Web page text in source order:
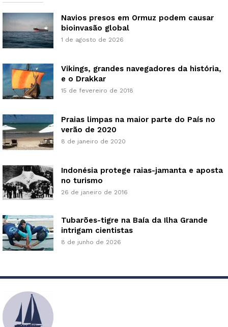
Navios presos em Ormuz podem causar
bioinvasão global
1 de agosto de 2026
Vikings, grandes navegadores da história,
e o Drakkar
15 de fevereiro de 2018
Praias limpas na maior parte do País no
verão de 2020
8 de janeiro de 2020
Indonésia protege raias-jamanta e aposta
no turismo
26 de janeiro de 2016
Tubarões-tigre na Baía da Ilha Grande
intrigam cientistas
8 de junho de 2026